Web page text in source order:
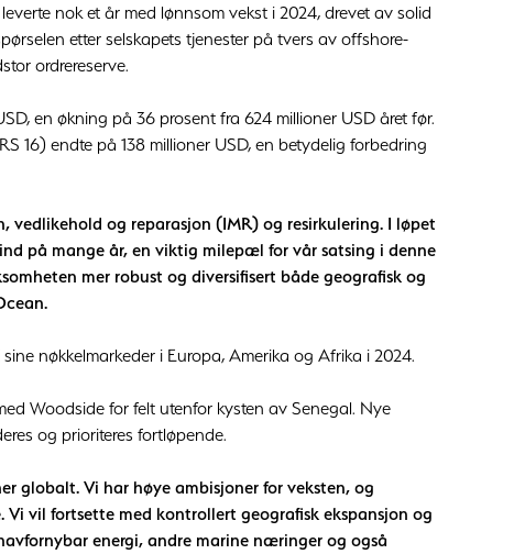
nok et år med lønnsom vekst i 2024, drevet av solid
etter selskapets tjenester på tvers av offshore-
ordrereserve.
en økning på 36 prosent fra 624 millioner USD året før.
16) endte på 138 millioner USD, en betydelig forbedring
vedlikehold og reparasjon (IMR) og resirkulering. I løpet
på mange år, en viktig milepæl for vår satsing i denne
mer robust og diversifisert både geografisk og
nøkkelmarkeder i Europa, Amerika og Afrika i 2024.
Woodside for felt utenfor kysten av Senegal. Nye
og prioriteres fortløpende.
globalt. Vi har høye ambisjoner for veksten, og
vil fortsette med kontrollert geografisk ekspansjon og
energi, andre marine næringer og også